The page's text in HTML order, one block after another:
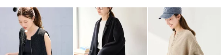
※取り扱いについては、商品についている品質表示でご確認
ください。
※こちらの商品は、FRAMeWORKでの取り扱いになります。
直接店舗へお問い合わせの際はFRAMeWORK店舗へお願い致